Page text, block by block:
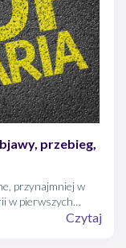
przebieg,
przynajmniej w
w pierwszych
wysoka
Czytaj